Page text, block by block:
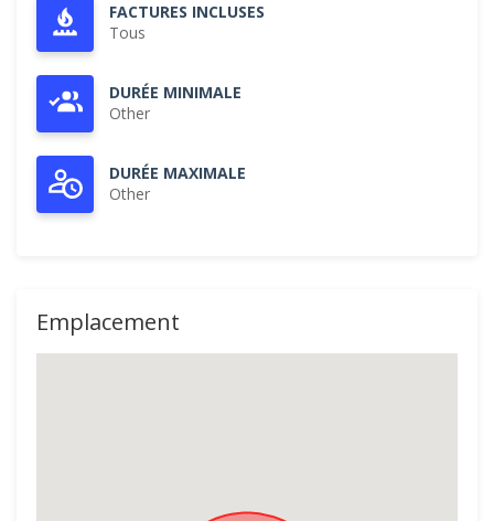
FACTURES INCLUSES
Tous
DURÉE MINIMALE
Other
DURÉE MAXIMALE
Other
Emplacement